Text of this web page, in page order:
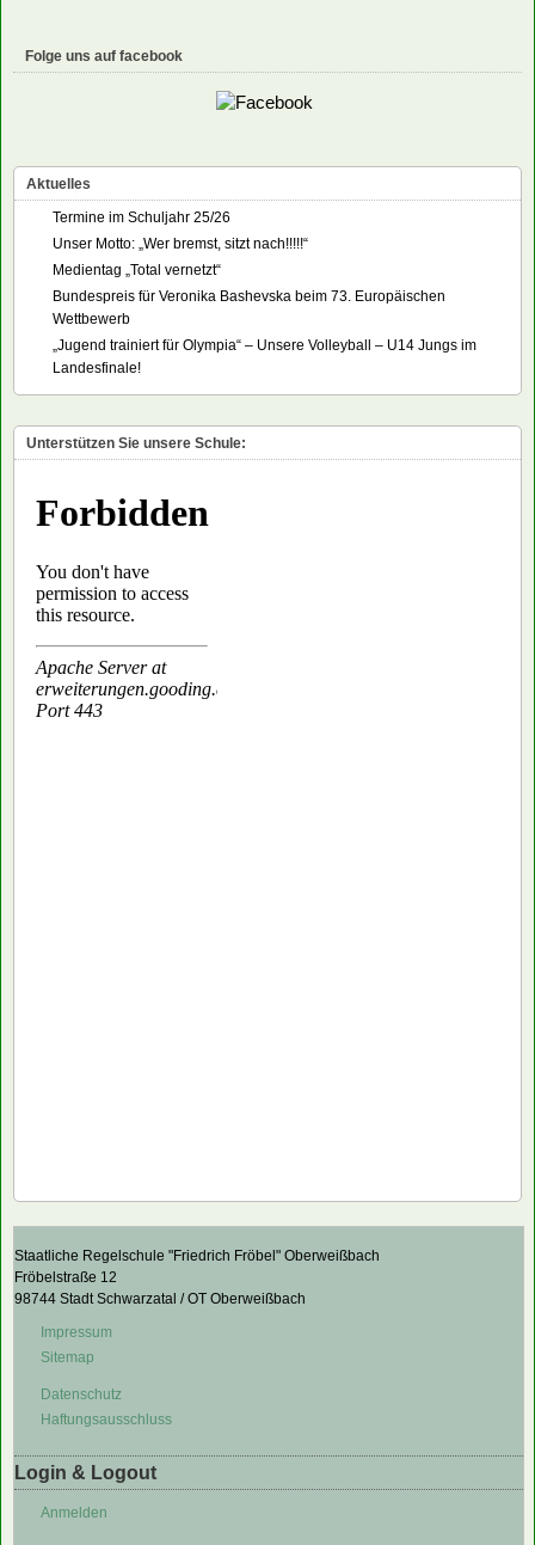
Folge uns auf facebook
Aktuelles
Termine im Schuljahr 25/26
Unser Motto: „Wer bremst, sitzt nach!!!!!“
Medientag „Total vernetzt“
Bundespreis für Veronika Bashevska beim 73. Europäischen
Wettbewerb
„Jugend trainiert für Olympia“ – Unsere Volleyball – U14 Jungs im
Landesfinale!
Unterstützen Sie unsere Schule:
Staatliche Regelschule "Friedrich Fröbel" Oberweißbach
Fröbelstraße 12
98744 Stadt Schwarzatal / OT Oberweißbach
Impressum
Sitemap
Datenschutz
Haftungsausschluss
Login & Logout
Anmelden